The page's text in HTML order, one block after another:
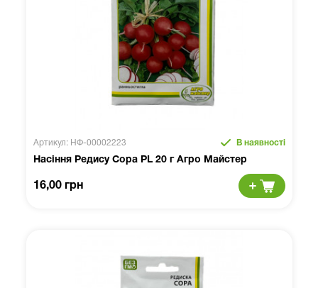
Артикул: НФ-00002223 В наявності
Насіння Редису Сора PL 20 г Агро Майстер
16,00 грн